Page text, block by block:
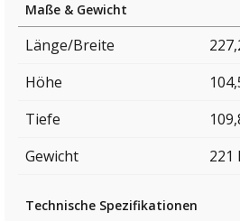
Maße & Gewicht
Länge/Breite
Höhe
Tiefe
Gewicht
221
Technische Spezifikationen